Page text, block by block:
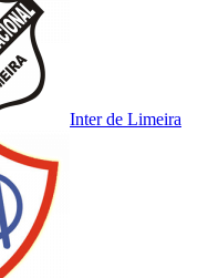
Inter de Limeira